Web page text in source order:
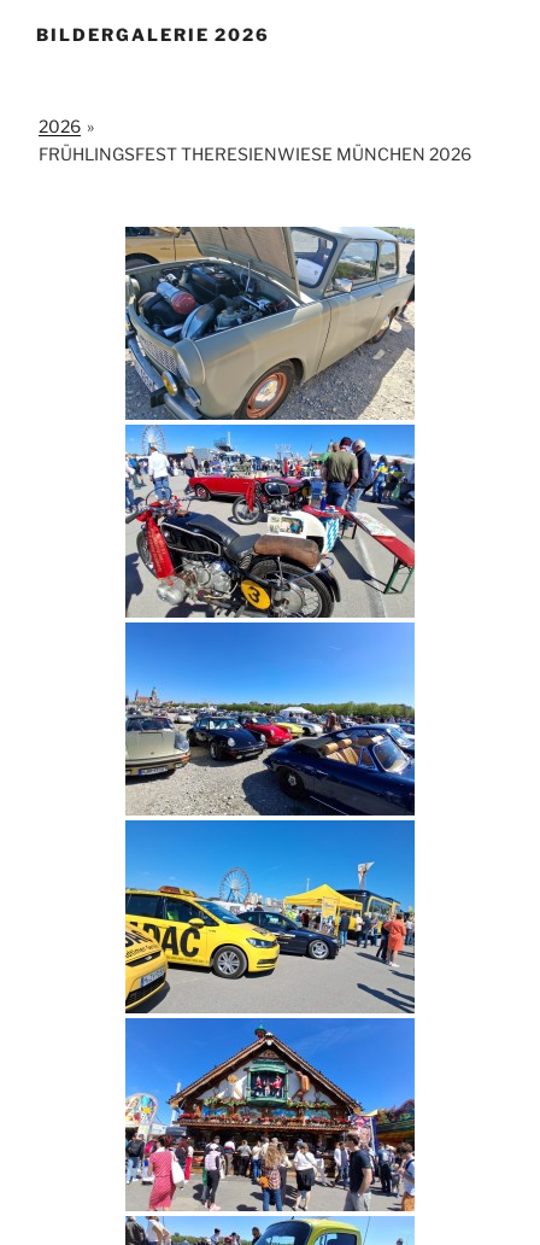
BILDERGALERIE 2026
2026 »
FRÜHLINGSFEST THERESIENWIESE MÜNCHEN 2026